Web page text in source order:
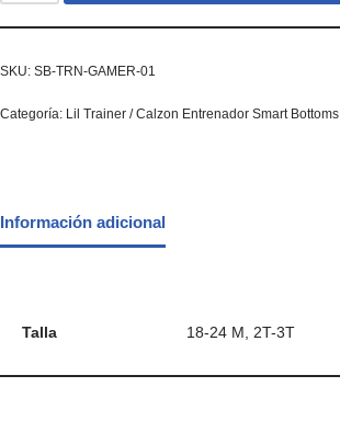
SKU: SB-TRN-GAMER-01
Categoría: Lil Trainer / Calzon Entrenador Smart Bottoms
Información adicional
Talla 18-24 M, 2T-3T